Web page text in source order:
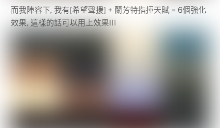
而我陣容下, 我有[希望聲援] + 蘭芳特指揮天賦 = 6個強化
效果, 這樣的話可以用上效果III